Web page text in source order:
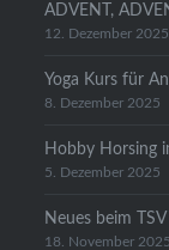
ADVENT,
12. Dezember 2025
Yoga Kurs für
8. Dezember 2025
Hobby Horsing
5. Dezember 2025
Neues beim
18. November 2025